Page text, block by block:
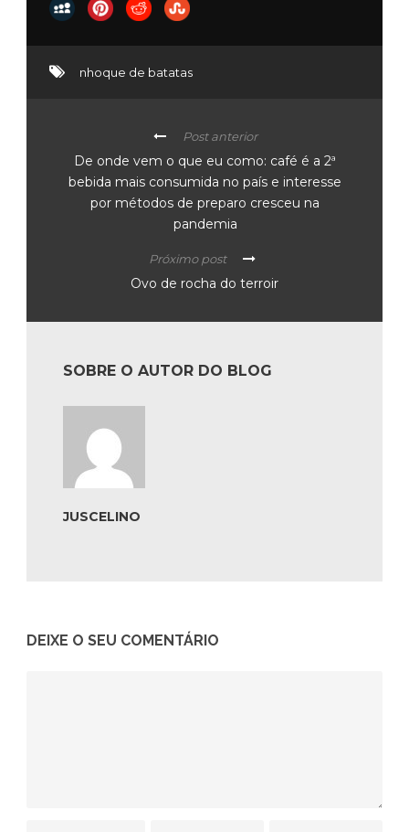
nhoque de batatas
Post anterior
De onde vem o que eu como: café é a 2ª
bebida mais consumida no país e interesse
por métodos de preparo cresceu na
pandemia
Próximo post
Ovo de rocha do terroir
SOBRE O AUTOR DO BLOG
JUSCELINO
DEIXE O SEU COMENTÁRIO